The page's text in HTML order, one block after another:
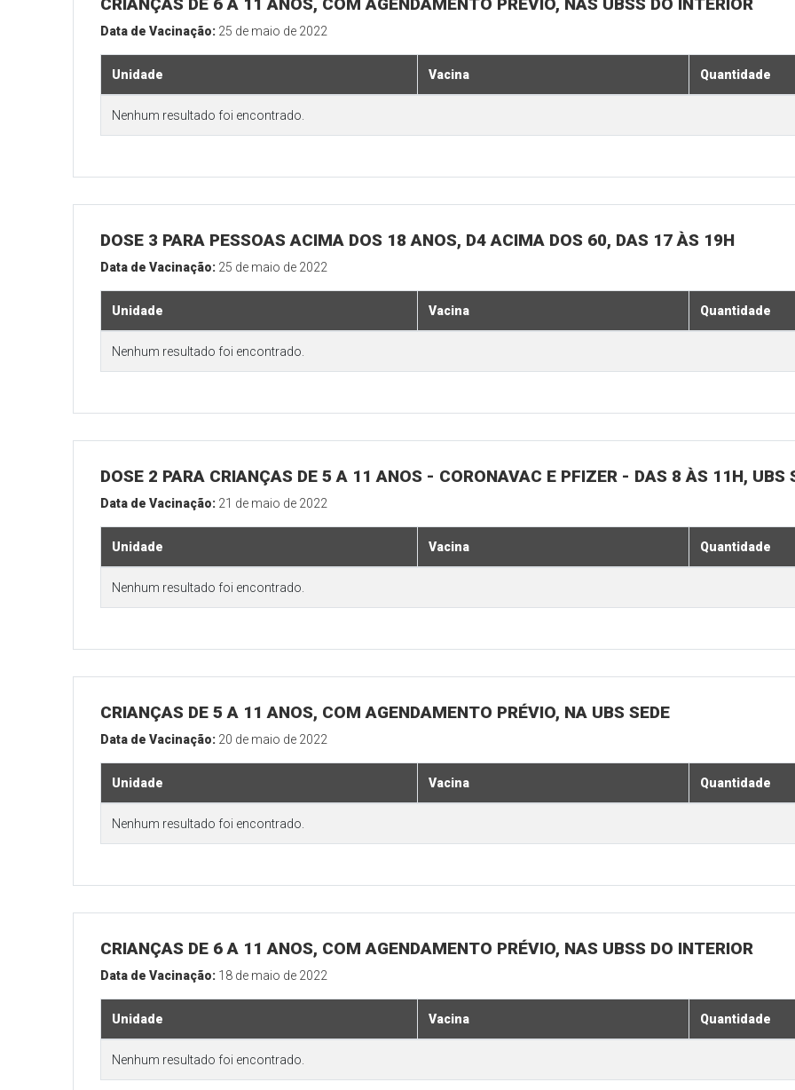
Data de Vacinação: 25 de maio de 2022
Unidade Vacina Quantidade
Nenhum resultado foi encontrado.
DOSE 3 PARA PESSOAS ACIMA DOS 18 ANOS, D4 ACIMA DOS 60, DAS 17 ÀS 19H
Data de Vacinação: 25 de maio de 2022
Unidade Vacina Quantidade
Nenhum resultado foi encontrado.
DOSE 2 PARA CRIANÇAS DE 5 A 11 ANOS - CORONAVAC E PFIZER - DAS 8 ÀS 11H, UBS
Data de Vacinação: 21 de maio de 2022
Unidade Vacina Quantidade
Nenhum resultado foi encontrado.
CRIANÇAS DE 5 A 11 ANOS, COM AGENDAMENTO PRÉVIO, NA UBS SEDE
Data de Vacinação: 20 de maio de 2022
Unidade Vacina Quantidade
Nenhum resultado foi encontrado.
CRIANÇAS DE 6 A 11 ANOS, COM AGENDAMENTO PRÉVIO, NAS UBSS DO INTERIOR
Data de Vacinação: 18 de maio de 2022
Unidade Vacina Quantidade
Nenhum resultado foi encontrado.